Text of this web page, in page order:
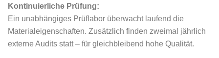
Kontinuierliche Prüfung:
Ein unabhängiges Prüflabor überwacht laufend die
Materialeigenschaften. Zusätzlich finden zweimal jährlich
externe Audits statt – für gleichbleibend hohe Qualität.